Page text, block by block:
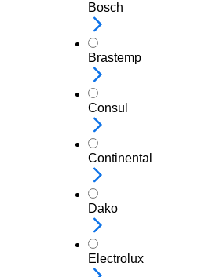
Bosch
Brastemp
Consul
Continental
Dako
Electrolux